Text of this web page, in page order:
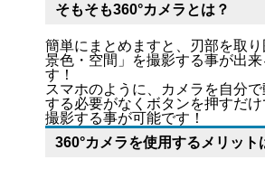
そもそも360°カメラとは？
簡単にまとめますと、刃部を取
景色・空間」を撮影する事が出
す！
スマホのように、カメラを自分
する必要がなくボタンを押すだけ
撮影する事が可能です！
360°カメラを使用するメリット